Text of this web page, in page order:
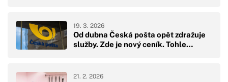
Od dubna Česká pošta opět zdražuje
služby. Zde je nový ceník. Tohle…
19. 3. 2026
21. 2. 2026